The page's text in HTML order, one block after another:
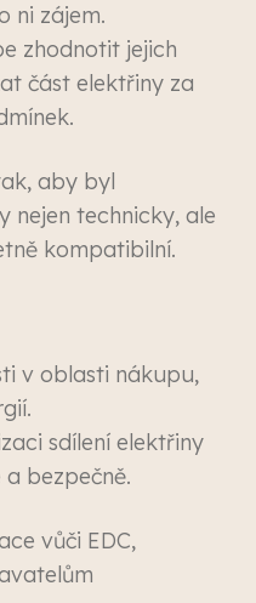
ni zájem.
zhodnotit jejich
část elektřiny za
aby byl
nejen technicky, ale
kompatibilní.
v oblasti nákupu,
sdílení elektřiny
bezpečně.
vůči EDC,